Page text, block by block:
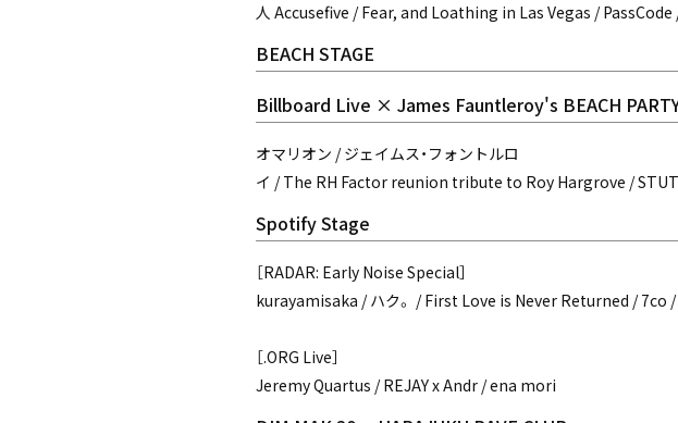
人 Accusefive / Fear, and Loathing in Las Vegas /
BEACH STAGE
Billboard Live × James Fauntleroy's BEACH
オマリオン / ジェイムス・フォントルロ
イ / The RH Factor reunion tribute to Roy Hargrove /
Spotify Stage
［RADAR: Early Noise Special］
kurayamisaka / ハク。 / First Love is Never Returned / 7co
［.ORG Live］
Jeremy Quartus / REJAY x Andr / ena mori